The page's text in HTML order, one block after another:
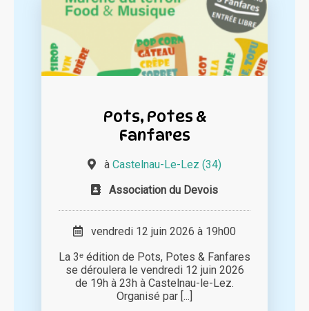
Pots, Potes &
Fanfares
à Castelnau-Le-Lez (34)
Association du Devois
vendredi 12 juin 2026 à 19h00
La 3ᵉ édition de Pots, Potes & Fanfares
se déroulera le vendredi 12 juin 2026
de 19h à 23h à Castelnau-le-Lez.
Organisé par [...]